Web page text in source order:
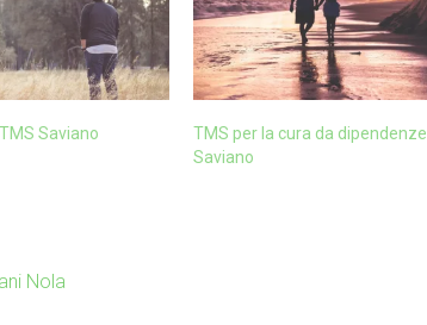
Saviano
TMS per la cura da dipendenze
Saviano
Nola